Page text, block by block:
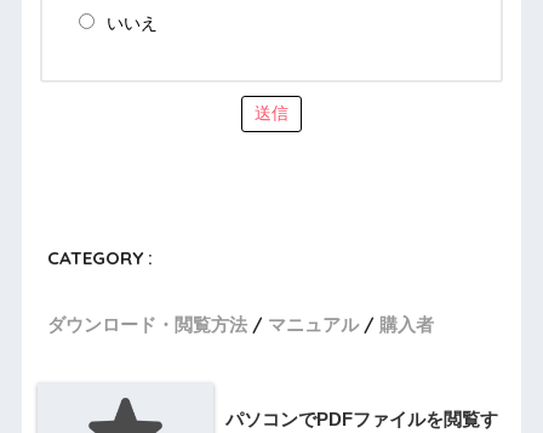
いいえ
送信
CATEGORY :
ダウンロード・閲覧方法 マニュアル 購入者
パソコンでPDFファイルを閲覧す